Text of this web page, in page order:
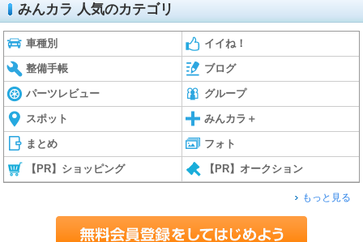
みんカラ 人気のカテゴリ
車種別 イイね！
整備手帳 ブログ
パーツレビュー グループ
スポット みんカラ＋
まとめ フォト
【PR】ショッピング 【PR】オークション
もっと見る